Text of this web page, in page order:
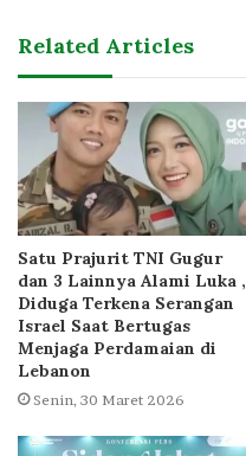
Related Articles
Satu Prajurit TNI Gugur
dan 3 Lainnya Alami Luka ,
Diduga Terkena Serangan
Israel Saat Bertugas
Menjaga Perdamaian di
Lebanon
Senin, 30 Maret 2026